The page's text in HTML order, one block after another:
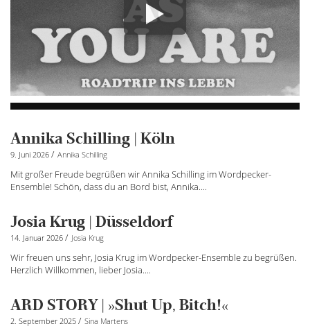
Annika Schilling | Köln
9. Juni 2026 / Annika Schilling
Mit großer Freude begrüßen wir Annika Schilling im Wordpecker-
Ensemble! Schön, dass du an Bord bist, Annika....
Josia Krug | Düsseldorf
14. Januar 2026 / Josia Krug
Wir freuen uns sehr, Josia Krug im Wordpecker-Ensemble zu begrüßen.
Herzlich Willkommen, lieber Josia....
ARD STORY | »Shut Up, Bitch!«
2. September 2025 / Sina Martens